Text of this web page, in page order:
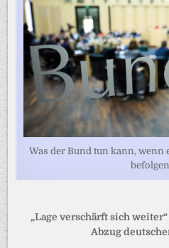
Was der Bund tun kann, wenn
„Lage verschärft sich
Abzug